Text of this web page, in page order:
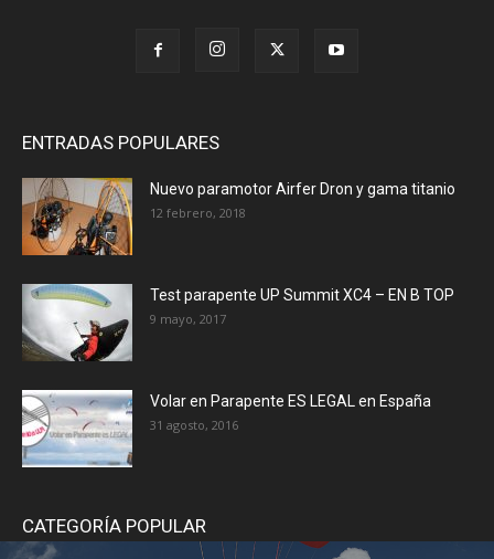
ENTRADAS POPULARES
Nuevo paramotor Airfer Dron y gama titanio
12 febrero, 2018
Test parapente UP Summit XC4 – EN B TOP
9 mayo, 2017
Volar en Parapente ES LEGAL en España
31 agosto, 2016
CATEGORÍA POPULAR